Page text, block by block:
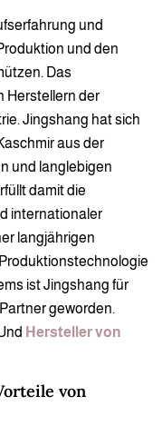
und
und den
Das
Herstellern der
Jingshang hat sich
aus der
und langlebigen
damit die
internationaler
langjährigen
ist Jingshang für
geworden.
Hersteller von
von